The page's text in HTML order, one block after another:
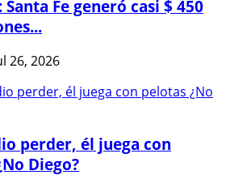
Fe generó casi $ 450
26, 2026
perder, él juega con
Diego?